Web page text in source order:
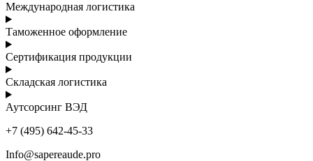
Международная логистика
Таможенное оформление
Сертификация продукции
Складская логистика
Аутсорсинг ВЭД
+7 (495) 642-45-33
Info@sapereaude.pro